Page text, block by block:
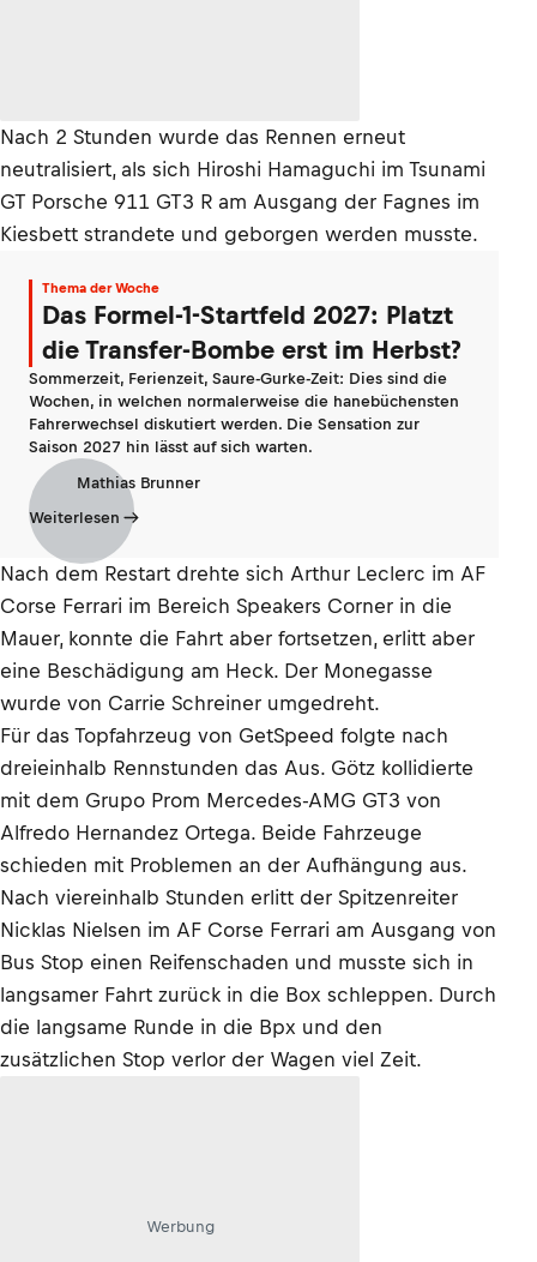
Nach 2 Stunden wurde das Rennen erneut
neutralisiert, als sich Hiroshi Hamaguchi im Tsunami
GT Porsche 911 GT3 R am Ausgang der Fagnes im
Kiesbett strandete und geborgen werden musste.
Thema der Woche
Das Formel-1-Startfeld 2027: Platzt
die Transfer-Bombe erst im Herbst?
Sommerzeit, Ferienzeit, Saure-Gurke-Zeit: Dies sind die
Wochen, in welchen normalerweise die hanebüchensten
Fahrerwechsel diskutiert werden. Die Sensation zur
Saison 2027 hin lässt auf sich warten.
Mathias Brunner
Weiterlesen
Nach dem Restart drehte sich Arthur Leclerc im AF
Corse Ferrari im Bereich Speakers Corner in die
Mauer, konnte die Fahrt aber fortsetzen, erlitt aber
eine Beschädigung am Heck. Der Monegasse
wurde von Carrie Schreiner umgedreht.
Für das Topfahrzeug von GetSpeed folgte nach
dreieinhalb Rennstunden das Aus. Götz kollidierte
mit dem Grupo Prom Mercedes-AMG GT3 von
Alfredo Hernandez Ortega. Beide Fahrzeuge
schieden mit Problemen an der Aufhängung aus.
Nach viereinhalb Stunden erlitt der Spitzenreiter
Nicklas Nielsen im AF Corse Ferrari am Ausgang von
Bus Stop einen Reifenschaden und musste sich in
langsamer Fahrt zurück in die Box schleppen. Durch
die langsame Runde in die Bpx und den
zusätzlichen Stop verlor der Wagen viel Zeit.
Werbung